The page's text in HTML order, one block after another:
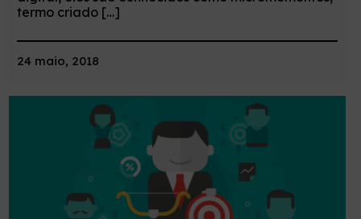
termo criado […]
24 maio, 2018